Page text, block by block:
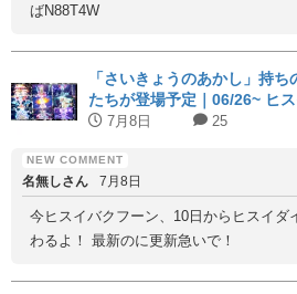
ばN88T4W
「さいきょうのあかし」持
たちが登場予定｜06/26~ ヒ
7月8日 25
名無しさん 7月8日
今ヒスイバクフーン、10日からヒスイダ
わるよ！ 最新のに更新急いで！